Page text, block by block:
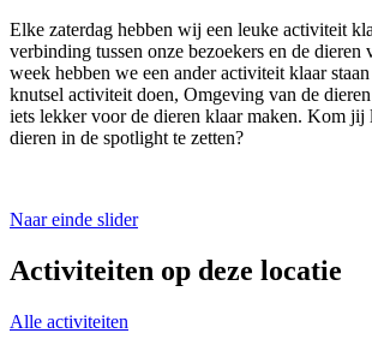
Elke zaterdag hebben wij een leuke activiteit
verbinding tussen onze bezoekers en de
week hebben we een ander activiteit klaar
knutsel activiteit doen, Omgeving van de
iets lekker voor de dieren klaar maken. Kom jij
dieren in de spotlight te zetten?
Naar einde slider
Activiteiten op deze locatie
Alle activiteiten